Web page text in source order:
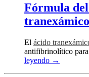
Fórmula
tranexámico
El ácido
antifibrinolítico para
leyendo →